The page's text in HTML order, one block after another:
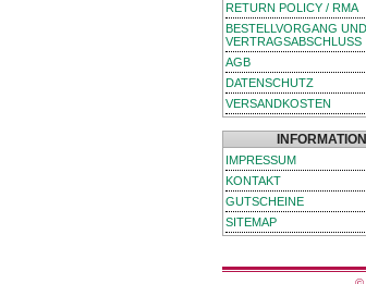
RETURN POLICY / RMA
BESTELLVORGANG UND
VERTRAGSABSCHLUSS
AGB
DATENSCHUTZ
VERSANDKOSTEN
IMPRESSUM
KONTAKT
GUTSCHEINE
SITEMAP